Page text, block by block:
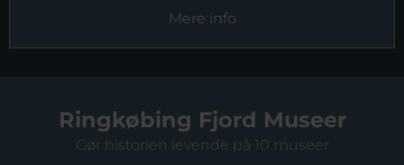
Mere info
Ringkøbing Fjord Museer
Gør historien levende på 10 museer